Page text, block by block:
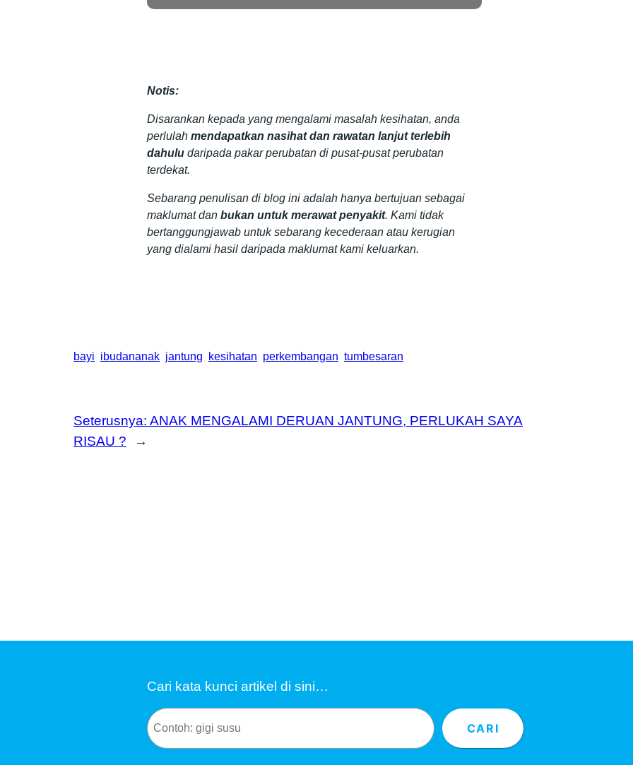
Notis:
Disarankan kepada yang mengalami masalah kesihatan, anda
perlulah mendapatkan nasihat dan rawatan lanjut terlebih
dahulu daripada pakar perubatan di pusat-pusat perubatan
terdekat.
Sebarang penulisan di blog ini adalah hanya bertujuan sebagai
maklumat dan bukan untuk merawat penyakit. Kami tidak
bertanggungjawab untuk sebarang kecederaan atau kerugian
yang dialami hasil daripada maklumat kami keluarkan.
bayi ibudananak jantung kesihatan perkembangan tumbesaran
Seterusnya: ANAK MENGALAMI DERUAN JANTUNG, PERLUKAH SAYA
RISAU ?
→
Cari kata kunci artikel di sini…
Search
CARI